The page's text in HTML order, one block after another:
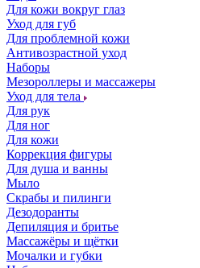
Для кожи вокруг глаз
Уход для губ
Для проблемной кожи
Антивозрастной уход
Наборы
Мезороллеры и массажеры
Уход для тела
Для рук
Для ног
Для кожи
Коррекция фигуры
Для душа и ванны
Мыло
Скрабы и пилинги
Дезодоранты
Депиляция и бритье
Массажёры и щётки
Мочалки и губки